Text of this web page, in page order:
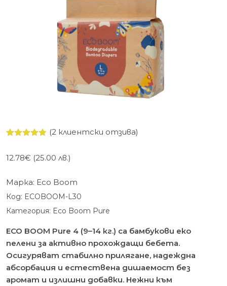
базирано
оценки
(2 клиентски отзива)
12.78€ (25.00 лв.)
Марка: Eco Boom
Код: ECOBOOM-L30
Категория: Eco Boom Pure
ECO BOOM Pure 4 (9–14 кг.) са бамбукови еко
пелени за активно прохождащи бебета.
Осигуряват стабилно прилягане, надеждна
абсорбация и естествена дишаемост без
аромат и излишни добавки. Нежни към